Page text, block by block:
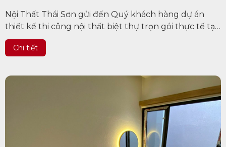
Nội Thất Thái Sơn gửi đến Quý khách hàng dự án
thiết kế thi công nội thất biệt thự trọn gói thực tế tại
Biên Hòa xinh đẹp.
Chi tiết